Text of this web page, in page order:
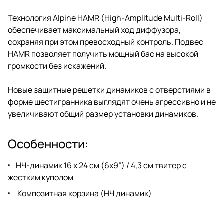
Технология Alpine HAMR (High-Amplitude Multi-Roll)
обеспечивает максимальный ход диффузора,
сохраняя при этом превосходный контроль. Подвес
HAMR позволяет получить мощный бас на высокой
громкости без искажений.
Новые защитные решетки динамиков с отверстиями в
форме шестигранника выглядят очень агрессивно и не
увеличивают общий размер установки динамиков.
Особенности:
НЧ-динамик 16 x 24 см (6x9”) / 4,3 см твитер с
жестким куполом
Композитная корзина (НЧ динамик)